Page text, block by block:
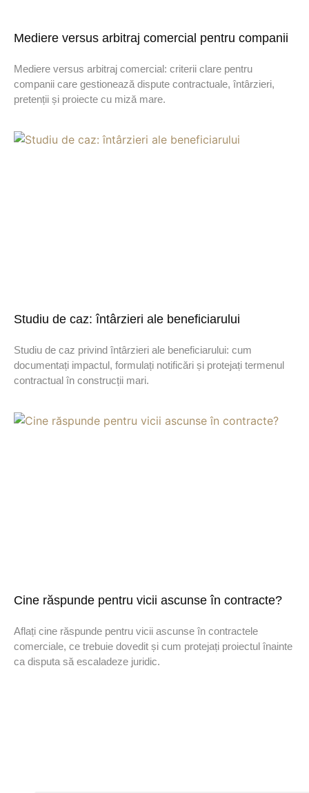
Mediere versus arbitraj comercial pentru companii
Mediere versus arbitraj comercial: criterii clare pentru
companii care gestionează dispute contractuale, întârzieri,
pretenții și proiecte cu miză mare.
Studiu de caz: întârzieri ale beneficiarului
Studiu de caz privind întârzieri ale beneficiarului: cum
documentați impactul, formulați notificări și protejați termenul
contractual în construcții mari.
Cine răspunde pentru vicii ascunse în contracte?
Aflați cine răspunde pentru vicii ascunse în contractele
comerciale, ce trebuie dovedit și cum protejați proiectul înainte
ca disputa să escaladeze juridic.